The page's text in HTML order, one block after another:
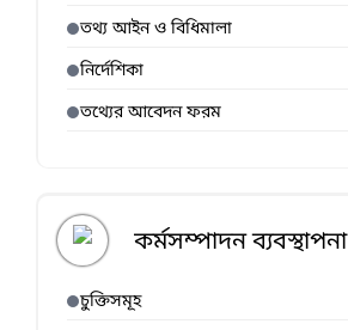
তথ্য আইন ও বিধিমালা
নির্দেশিকা
তথ্যের আবেদন ফরম
কর্মসম্পাদন ব্যবস্থাপনা
চুক্তিসমূহ